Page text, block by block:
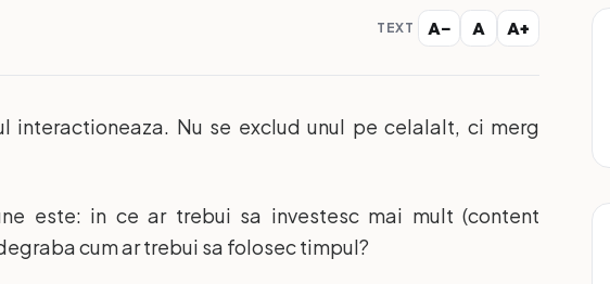
TEXT A− A A+
interactioneaza. Nu se exclud unul pe celalalt, ci merg
este: in ce ar trebui sa investesc mai mult (content
cum ar trebui sa folosec timpul?